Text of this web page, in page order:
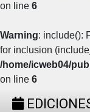
on line 6
Warning: include():
for inclusion
/home/icweb04/
on line 6